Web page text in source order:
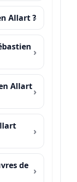
Allart ?
Allart
de